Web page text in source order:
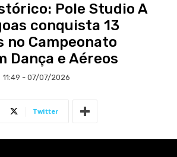
Pole Studio A
conquista 13
no Campeonato
Dança e Aéreos
11:49 - 07/07/2026
Twitter